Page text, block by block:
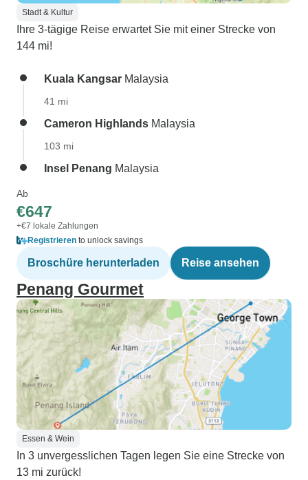
Stadt & Kultur
Ihre 3-tägige Reise erwartet Sie mit einer Strecke von
144 mi!
Kuala Kangsar Malaysia
41 mi
Cameron Highlands Malaysia
103 mi
Insel Penang Malaysia
Ab
€647
+€7 lokale Zahlungen
Registrieren to unlock savings
Broschüre herunterladen Reise ansehen
Penang Gourmet
Essen & Wein
In 3 unvergesslichen Tagen legen Sie eine Strecke von
13 mi zurück!